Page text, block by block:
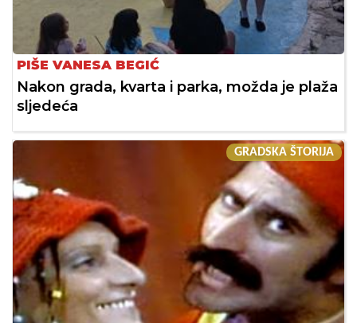
PIŠE VANESA BEGIĆ
Nakon grada, kvarta i parka, možda je plaža
sljedeća
GRADSKA ŠTORIJA